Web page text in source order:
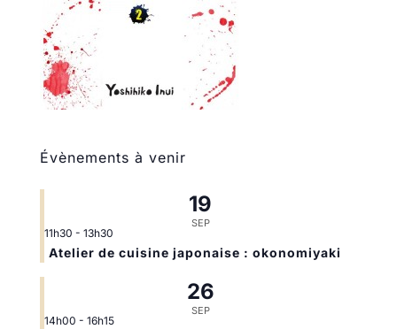
Évènements à venir
19
SEP
11h30 - 13h30
Atelier de cuisine japonaise : okonomiyaki
26
SEP
14h00 - 16h15